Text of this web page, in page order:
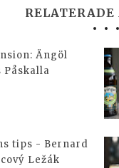
Ängöl
Påskalla
tips - Bernard
Ležák